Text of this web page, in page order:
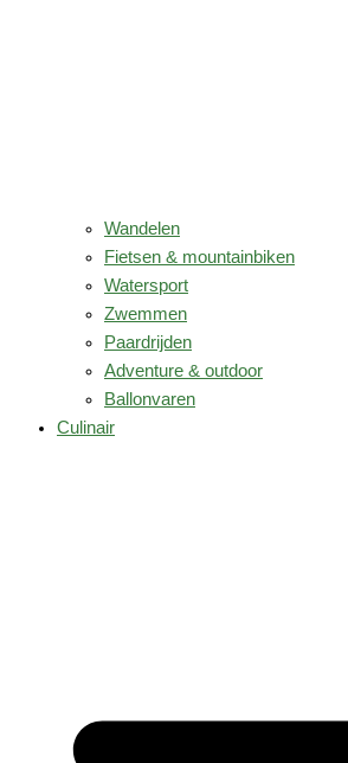
Wandelen
Fietsen & mountainbiken
Watersport
Zwemmen
Paardrijden
Adventure & outdoor
Ballonvaren
Culinair